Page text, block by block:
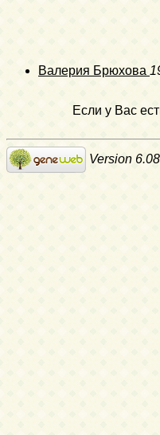
Валерия Брюхова
Если у Вас
Version